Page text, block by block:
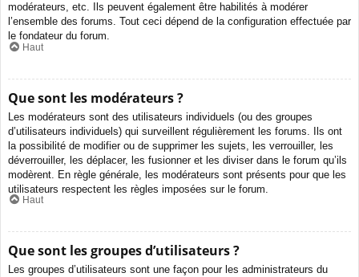
modérateurs, etc. Ils peuvent également être habilités à modérer
l’ensemble des forums. Tout ceci dépend de la configuration effectuée par
le fondateur du forum.
Haut
Que sont les modérateurs ?
Les modérateurs sont des utilisateurs individuels (ou des groupes
d’utilisateurs individuels) qui surveillent régulièrement les forums. Ils ont
la possibilité de modifier ou de supprimer les sujets, les verrouiller, les
déverrouiller, les déplacer, les fusionner et les diviser dans le forum qu’ils
modèrent. En règle générale, les modérateurs sont présents pour que les
utilisateurs respectent les règles imposées sur le forum.
Haut
Que sont les groupes d’utilisateurs ?
Les groupes d’utilisateurs sont une façon pour les administrateurs du